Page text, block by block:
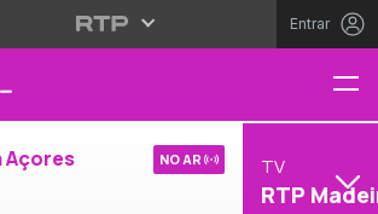
Entrar
NO AR TV
RTP